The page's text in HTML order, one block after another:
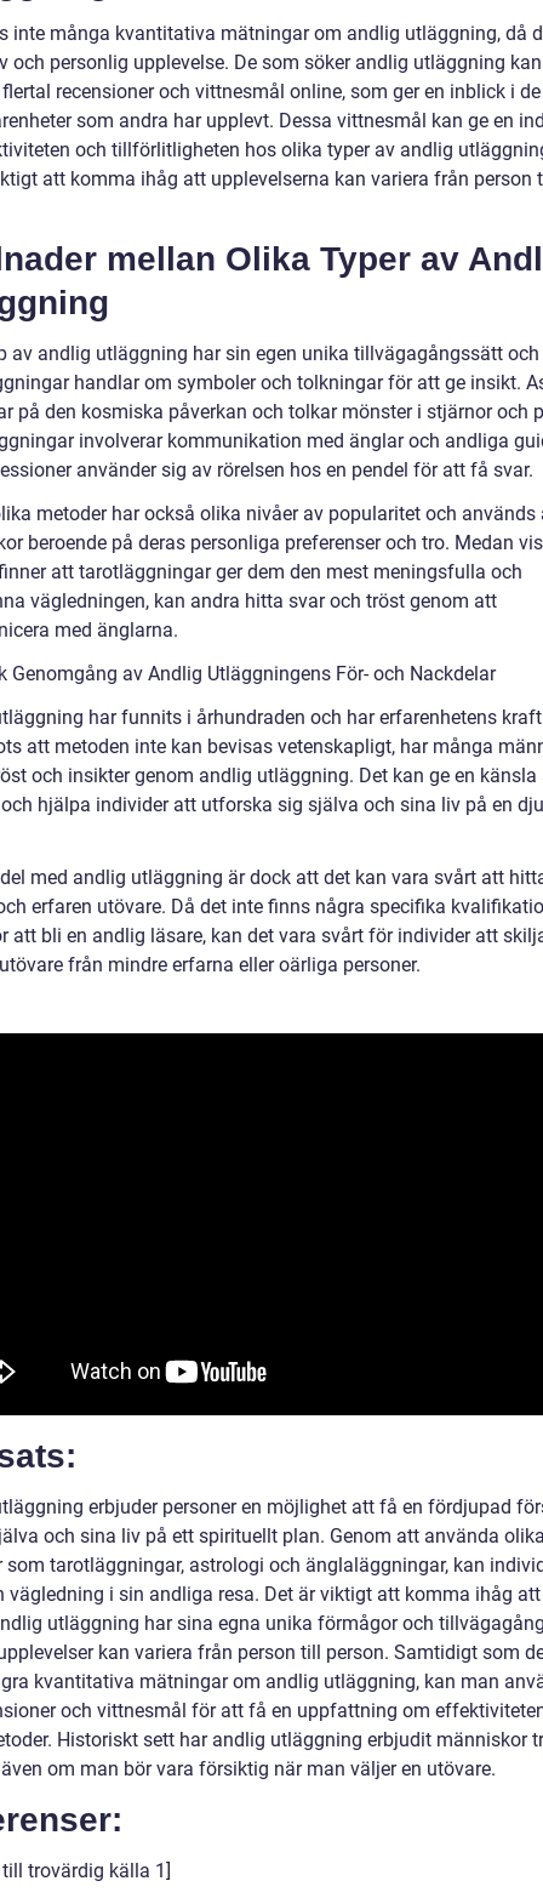
inte många kvantitativa mätningar om andlig utläggning, då
och personlig upplevelse. De som söker andlig utläggning
recensioner och vittnesmål online, som ger en inblick i
som andra har upplevt. Dessa vittnesmål kan ge en
och tillförlitligheten hos olika typer av andlig
att komma ihåg att upplevelserna kan variera från person
mellan Olika Typer av
av andlig utläggning har sin egen unika tillvägagångssätt
handlar om symboler och tolkningar för att ge insikt.
på den kosmiska påverkan och tolkar mönster i stjärnor och
involverar kommunikation med änglar och andliga
använder sig av rörelsen hos en pendel för att få svar.
metoder har också olika nivåer av popularitet och används
beroende på deras personliga preferenser och tro. Medan
att tarotläggningar ger dem den mest meningsfulla och
vägledningen, kan andra hitta svar och tröst genom att
med änglarna.
Genomgång av Andlig Utläggningens För- och Nackdelar
har funnits i århundraden och har erfarenhetens
att metoden inte kan bevisas vetenskapligt, har många
och insikter genom andlig utläggning. Det kan ge en känsla
hjälpa individer att utforska sig själva och sina liv på en
med andlig utläggning är dock att det kan vara svårt att
erfaren utövare. Då det inte finns några specifika
att bli en andlig läsare, kan det vara svårt för individer att
från mindre erfarna eller oärliga personer.
erbjuder personer en möjlighet att få en fördjupad
och sina liv på ett spirituellt plan. Genom att använda
som tarotläggningar, astrologi och änglaläggningar, kan
vägledning i sin andliga resa. Det är viktigt att komma ihåg
utläggning har sina egna unika förmågor och
kan variera från person till person. Samtidigt som
kvantitativa mätningar om andlig utläggning, kan man
och vittnesmål för att få en uppfattning om
Historiskt sett har andlig utläggning erbjudit människor
om man bör vara försiktig när man väljer en utövare.
trovärdig källa 1]